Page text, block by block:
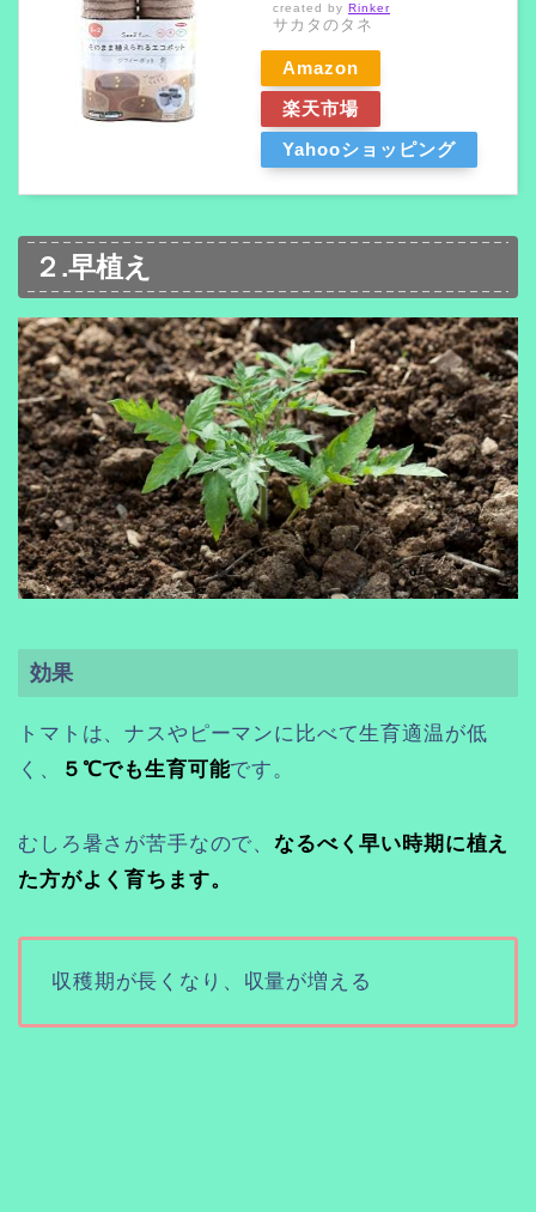
created by Rinker
サカタのタネ
Amazon
楽天市場
Yahooショッピング
２.早植え
効果
トマトは、ナスやピーマンに比べて生育適温が低
く、
５℃でも生育可能です。
むしろ暑さが苦手なので、なるべく早い時期に植え
た方がよく育ちます。
収穫期が長くなり、収量が増える